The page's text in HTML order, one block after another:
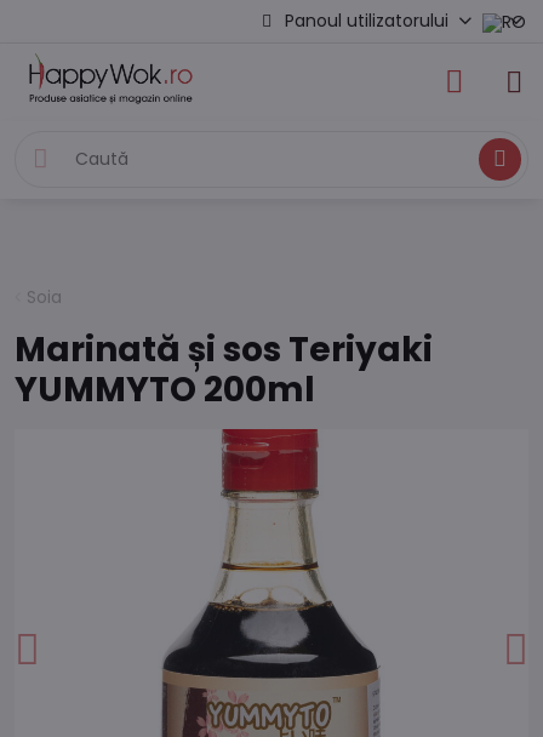
Panoul utilizatorului
Caută
Soia
Marinată și sos Teriyaki
YUMMYTO 200ml